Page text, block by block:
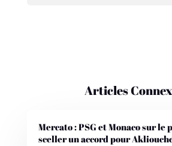
Articles
Mercato : PSG et Monaco sur le
sceller un accord pour